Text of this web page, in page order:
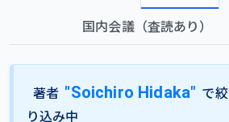
国内会議（査読あり）
著者 "Soichiro Hidaka" で絞
り込み中